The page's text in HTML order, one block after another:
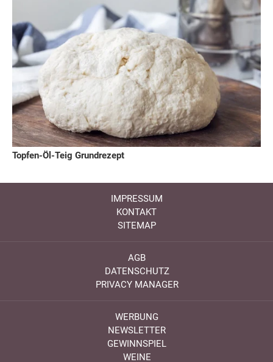
Topfen-Öl-Teig Grundrezept
IMPRESSUM
KONTAKT
SITEMAP
AGB
DATENSCHUTZ
PRIVACY MANAGER
WERBUNG
NEWSLETTER
GEWINNSPIEL
WEINE